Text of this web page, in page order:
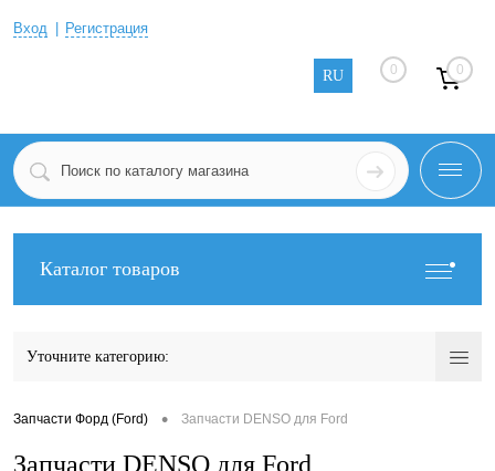
Вход Регистрация
RU 0 0
Каталог товаров
Уточните категорию:
Запчасти Форд (Ford) • Запчасти DENSO для Ford
Запчасти DENSO для Ford